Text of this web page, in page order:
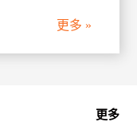
更多 »
更多